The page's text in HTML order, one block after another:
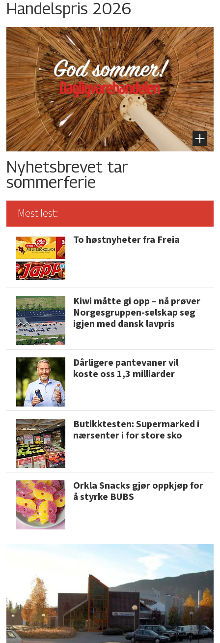
Handelspris 2026
Nyhetsbrevet tar
sommerferie
Mest lest:
To høstnyheter fra Freia
Kiwi måtte gi opp – nå prøver
Norgesgruppen-selskap seg
igjen med dansk lavpris
Dårligere pantevaner vil
koste oss 1,3 milliarder
Butikktesten: Supermarked i
nærsenter i for store sko
Orkla Snacks gjør oppkjøp for
å styrke BUBS